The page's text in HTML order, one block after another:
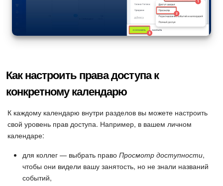
Как настроить права доступа к
конкретному календарю
К каждому календарю внутри разделов вы можете настроить
свой уровень прав доступа. Например, в вашем личном
календаре:
для коллег — выбрать право Просмотр доступности,
чтобы они видели вашу занятость, но не знали названий
событий,